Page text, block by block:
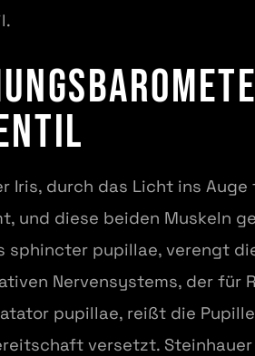
durch das Licht ins Auge
und diese beiden Muskeln
sphincter pupillae, verengt
Nervensystems, der für
pupillae, reißt die
versetzt.